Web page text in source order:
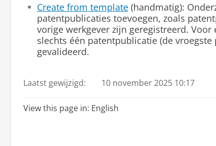
Create from template(handmatig):
patentpublicaties toevoegen, zoals
vorige werkgever zijn geregistreerd.
slechts één patentpublicatie (de
gevalideerd.
Laatst gewijzigd: 10 november 2025 10:17
View this page in: English